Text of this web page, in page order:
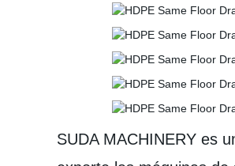
SUDA MACHINERY es